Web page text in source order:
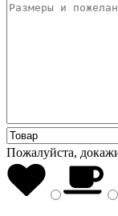
Пожалуйста,